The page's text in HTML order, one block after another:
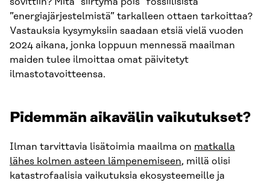
”energiajärjestelmistä” tarkalleen ottaen tarkoittaa?
Vastauksia kysymyksiin saadaan etsiä vielä vuoden
2024 aikana, jonka loppuun mennessä maailman
maiden tulee ilmoittaa omat päivitetyt
ilmastotavoitteensa.
Pidemmän aikavälin vaikutukset?
Ilman tarvittavia lisätoimia maailma on matkalla
lähes kolmen asteen lämpenemiseen, millä olisi
katastrofaalisia vaikutuksia ekosysteemeille ja